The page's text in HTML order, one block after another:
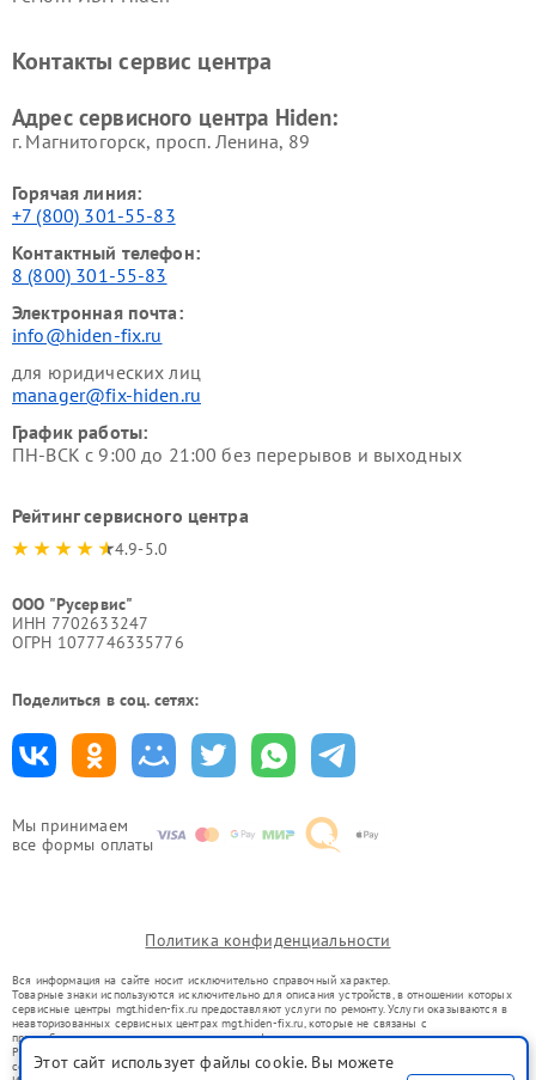
Мы принимаем
все формы оплаты
Контакты сервис центра
Адрес сервисного центра Hiden:
г. Магнитогорск, просп. Ленина, 89
Горячая линия:
+7 (800) 301-55-83
Контактный телефон:
8 (800) 301-55-83
Электронная почта:
info@hiden-fix.ru
для юридических лиц
manager@fix-hiden.ru
График работы:
ПН-ВСК с 9:00 до 21:00 без перерывов и выходных
Рейтинг сервисного центра
4.9-5.0
ООО "Русервис"
ИНН 7702633247
ОГРН 1077746335776
Поделиться в соц. сетях:
Политика конфиденциальности
Вся информация на сайте носит исключительно справочный характер.
Товарные знаки используются исключительно для описания устройств, в отношении которых
сервисные центры mgt.hiden-fix.ru предоставляют услуги по ремонту. Услуги оказываются в
неавторизованных сервисных центрах mgt.hiden-fix.ru, которые не связаны с
правообладателями товарных знаков или их официальными представителями.
Ремонт осуществляется для устройств, уже введенных в гражданский оборот в соответствии
со статьей 1487 ГК РФ.
Этот сайт использует файлы cookie. Вы можете